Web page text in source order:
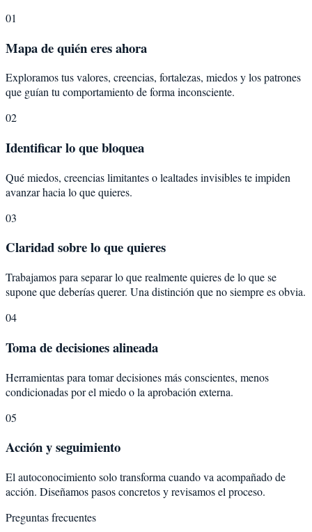
01
Mapa de quién eres ahora
Exploramos tus valores, creencias, fortalezas, miedos y los patrones
que guían tu comportamiento de forma inconsciente.
02
Identificar lo que bloquea
Qué miedos, creencias limitantes o lealtades invisibles te impiden
avanzar hacia lo que quieres.
03
Claridad sobre lo que quieres
Trabajamos para separar lo que realmente quieres de lo que se
supone que deberías querer. Una distinción que no siempre es obvia.
04
Toma de decisiones alineada
Herramientas para tomar decisiones más conscientes, menos
condicionadas por el miedo o la aprobación externa.
05
Acción y seguimiento
El autoconocimiento solo transforma cuando va acompañado de
acción. Diseñamos pasos concretos y revisamos el proceso.
Preguntas frecuentes